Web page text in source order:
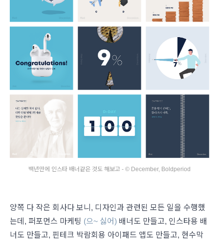
백년만에 인스타 배너같은 것도 해보고 - © December, Boldperiod
양쪽 다 작은 회사다 보니, 디자인과 관련된 모든 일을 수행했
는데, 퍼포먼스 마케팅 (으~ 싫어) 배너도 만들고, 인스타용 배
너도 만들고, 핀테크 박람회용 아이패드 앱도 만들고, 현수막